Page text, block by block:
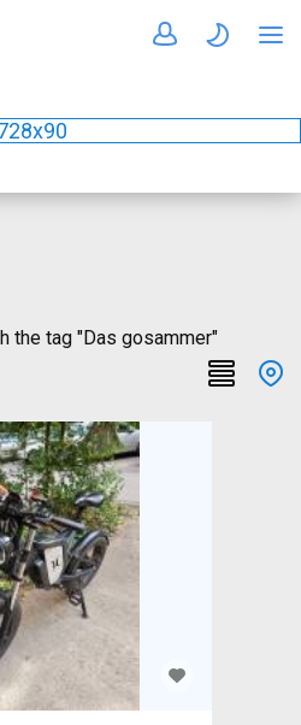
the tag "Das gosammer"